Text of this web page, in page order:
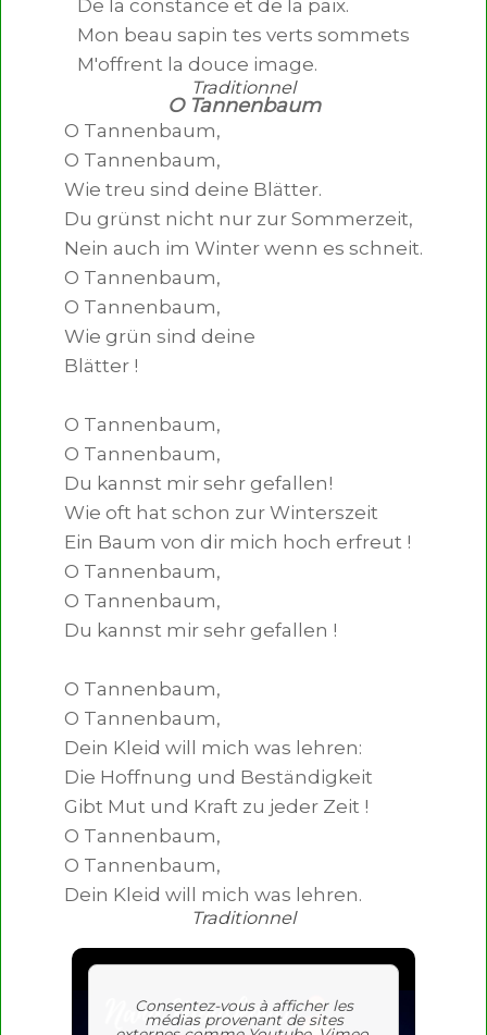
De la constance et de la paix.
Mon beau sapin tes verts sommets
M'offrent la douce image.
Traditionnel
O Tannenbaum
O Tannenbaum,
O Tannenbaum,
Wie treu sind deine Blätter.
Du grünst nicht nur zur Sommerzeit,
Nein auch im Winter wenn es schneit.
O Tannenbaum,
O Tannenbaum,
Wie grün sind deine
Blätter !
O Tannenbaum,
O Tannenbaum,
Du kannst mir sehr gefallen!
Wie oft hat schon zur Winterszeit
Ein Baum von dir mich hoch erfreut !
O Tannenbaum,
O Tannenbaum,
Du kannst mir sehr gefallen !
O Tannenbaum,
O Tannenbaum,
Dein Kleid will mich was lehren:
Die Hoffnung und Beständigkeit
Gibt Mut und Kraft zu jeder Zeit !
O Tannenbaum,
O Tannenbaum,
Dein Kleid will mich was lehren.
Traditionnel
Consentez-vous à afficher les
médias provenant de sites